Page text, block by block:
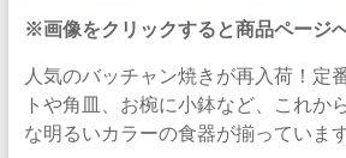
※画像をクリックすると商品ページ
人気のバッチャン焼きが再入荷！定
トや角皿、お椀に小鉢など、これか
な明るいカラーの食器が揃っています